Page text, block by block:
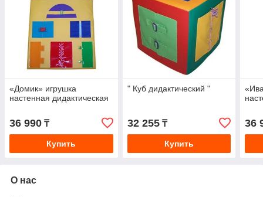
«Домик» игрушка
настенная дидактическая
36 990 ₸
Купить
" Куб дидактический "
32 255₸
Купить
36
О нас